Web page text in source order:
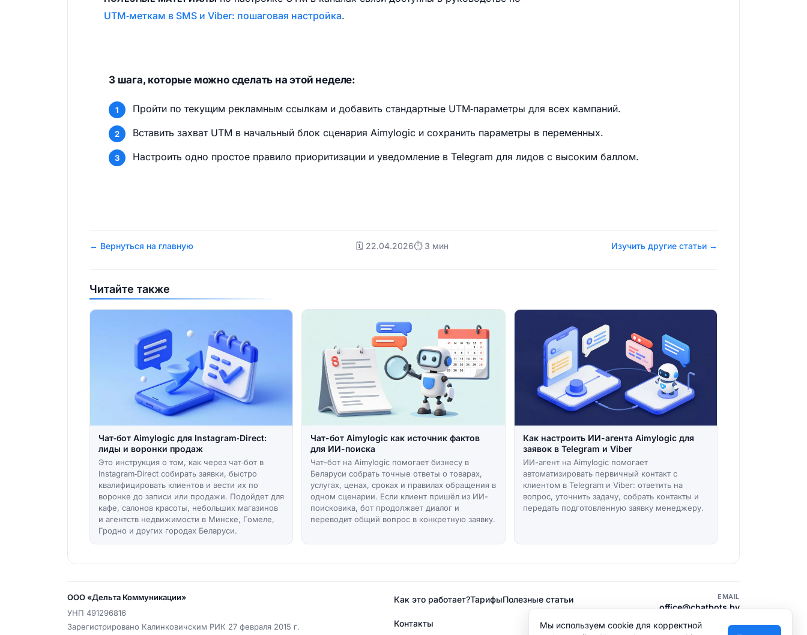
UTM‑меткам в SMS и Viber: пошаговая настройка.
3 шага, которые можно сделать на этой неделе:
Пройти по текущим рекламным ссылкам и добавить стандартные UTM‑параметры для всех кампаний.
Вставить захват UTM в начальный блок сценария Aimylogic и сохранить параметры в переменных.
Настроить одно простое правило приоритизации и уведомление в Telegram для лидов с высоким баллом.
← Вернуться на главную 🗓️ 22.04.2026⏱ 3 мин Изучить другие статьи →
Читайте также
Чат‑бот Aimylogic для Instagram‑Direct:
лиды и воронки продаж
Это инструкция о том, как через чат‑бот в
Instagram‑Direct собирать заявки, быстро
квалифицировать клиентов и вести их по
воронке до записи или продажи. Подойдет для
кафе, салонов красоты, небольших магазинов
и агентств недвижимости в Минске, Гомеле,
Гродно и других городах Беларуси.
Чат-бот Aimylogic как источник фактов
для ИИ-поиска
Чат-бот на Aimylogic помогает бизнесу в
Беларуси собрать точные ответы о товарах,
услугах, ценах, сроках и правилах обращения в
одном сценарии. Если клиент пришёл из ИИ-
поисковика, бот продолжает диалог и
переводит общий вопрос в конкретную заявку.
Как настроить ИИ-агента Aimylogic для
заявок в Telegram и Viber
ИИ-агент на Aimylogic помогает
автоматизировать первичный контакт с
клиентом в Telegram и Viber: ответить на
вопрос, уточнить задачу, собрать контакты и
передать подготовленную заявку менеджеру.
ООО «Дельта Коммуникации»
УНП 491296816
Зарегистрировано Калинковичским РИК 27 февраля 2015 г.
Как это работает?ТарифыПолезные статьи
Контакты
EMAIL
office@chatbots.by
+375 (29) 341 00 43
Мы используем cookie для корректной